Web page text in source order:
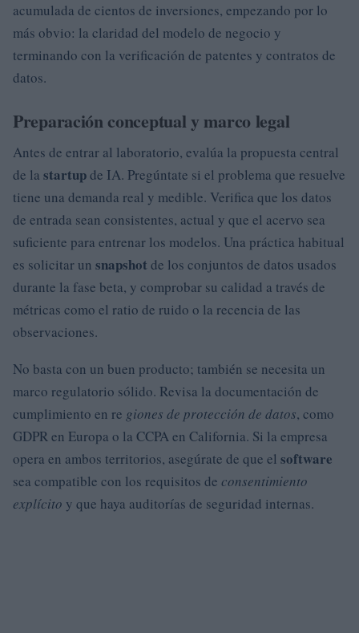
acumulada de cientos de inversiones, empezando por lo
más obvio: la claridad del modelo de negocio y
terminando con la verificación de patentes y contratos de
datos.
Preparación conceptual y marco legal
Antes de entrar al laboratorio, evalúa la propuesta central
de la startupde IA. Pregúntate si el problema que resuelve
tiene una demanda real y medible. Verifica que los datos
de entrada sean consistentes, actual y que el acervo sea
suficiente para entrenar los modelos. Una práctica habitual
es solicitar un snapshot de los conjuntos de datos usados
durante la fase beta, y comprobar su calidad a través de
métricas como el ratio de ruido o la recencia de las
observaciones.
No basta con un buen producto; también se necesita un
marco regulatorio sólido. Revisa la documentación de
cumplimiento en re giones de protección de datos, como
GDPR en Europa o la CCPA en California. Si la empresa
opera en ambos territorios, asegúrate de que el software
sea compatible con los requisitos de consentimiento
explícito y que haya auditorías de seguridad internas.